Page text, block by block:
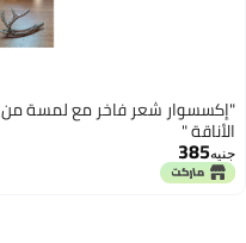
"إكسسوار شعر فاخر مع لمسة من
الأناقة "
جنيه385